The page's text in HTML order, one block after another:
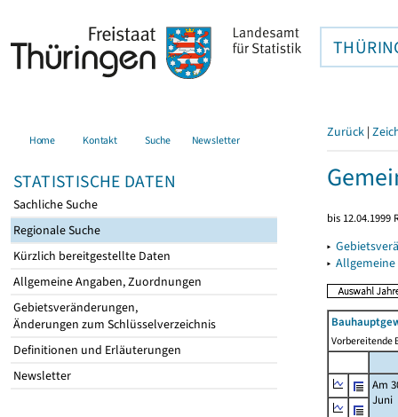
Home Kontakt Suche Newsletter
STATISTISCHE DATEN
Sachliche Suche
Regionale Suche
Kürzlich bereitgestellte Daten
Allgemeine Angaben, Zuordnungen
Gebietsveränderungen,
Änderungen zum Schlüsselverzeichnis
Definitionen und Erläuterungen
Newsletter
Zurück |
bis 12.04.1999
▸
▸
Vorbereitende
Am
Juni